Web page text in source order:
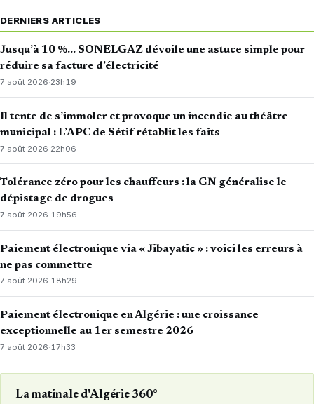
DERNIERS ARTICLES
Jusqu’à 10 %… SONELGAZ dévoile une astuce simple pour
réduire sa facture d’électricité
7 août 2026·23h19
Il tente de s’immoler et provoque un incendie au théâtre
municipal : L’APC de Sétif rétablit les faits
7 août 2026·22h06
Tolérance zéro pour les chauffeurs : la GN généralise le
dépistage de drogues
7 août 2026·19h56
Paiement électronique via « Jibayatic » : voici les erreurs à
ne pas commettre
7 août 2026·18h29
Paiement électronique en Algérie : une croissance
exceptionnelle au 1er semestre 2026
7 août 2026· 17h33
La matinale d'Algérie 360°